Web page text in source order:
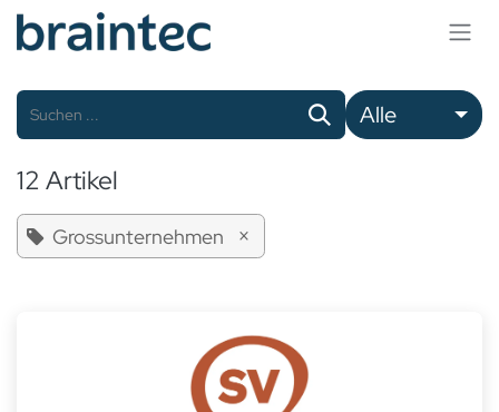
Zum Inhalt springen
Alle
12 Artikel
Grossunternehmen ×